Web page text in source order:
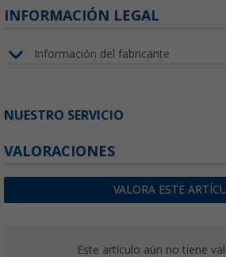
INFORMACIÓN LEGAL
Información del fabricante
NUESTRO SERVICIO
VALORACIONES
VALORA ESTE
Este artículo aún no tiene